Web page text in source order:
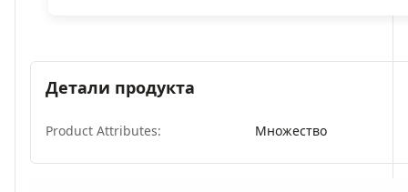
Детали продукта
Product Attributes: Множество